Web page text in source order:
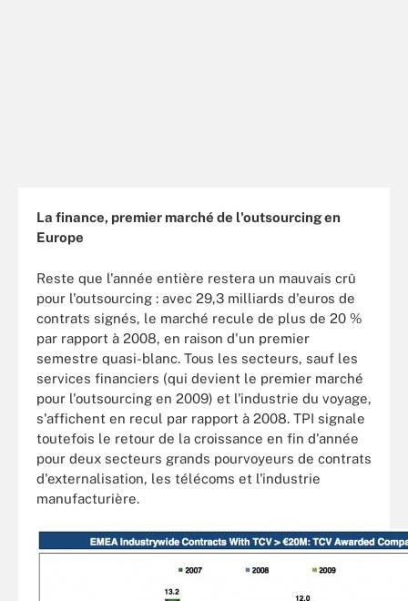
La finance, premier marché de l'outsourcing en
Europe
Reste que l'année entière restera un mauvais crû
pour l'outsourcing : avec 29,3 milliards d'euros de
contrats signés, le marché recule de plus de 20 %
par rapport à 2008, en raison d'un premier
semestre quasi-blanc. Tous les secteurs, sauf les
services financiers (qui devient le premier marché
pour l'outsourcing en 2009) et l'industrie du voyage,
s'affichent en recul par rapport à 2008. TPI signale
toutefois le retour de la croissance en fin d'année
pour deux secteurs grands pourvoyeurs de contrats
d'externalisation, les télécoms et l'industrie
manufacturière.